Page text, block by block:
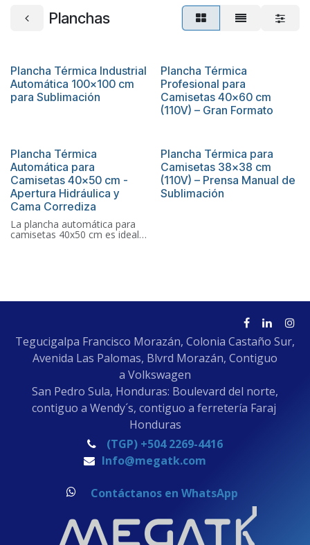
Planchas
Plancha Térmica Industrial
Automática 100x100 cm
para Sublimación
Plancha Térmica
Profesional para
Camisetas 40×60 cm
(110V) – Gran Formato
Plancha Térmica
Automática para
Camisetas 40x50 cm -
Apertura Hidráulica y
Cama Corrediza
La plancha automática para
camisetas 40x50 cm es ideal
emprendedores.
Plancha Térmica para
Camisetas 38×38 cm
(110V) – Prensa Manual de
Sublimación
Tegucigalpa Francisco Morazán, Colonia Castaño Sur,
Avenida Las Palomas, Blvrd Morazán, Contiguo
a Volkswagen
San Pedro Sula, Honduras: Boulevard del norte,
contiguo a Wendy´s, contiguo a ferretería Faraj
Honduras
(TGP) +504 2269-4416
Info@megatk.com
Contáctanos en WhatsApp